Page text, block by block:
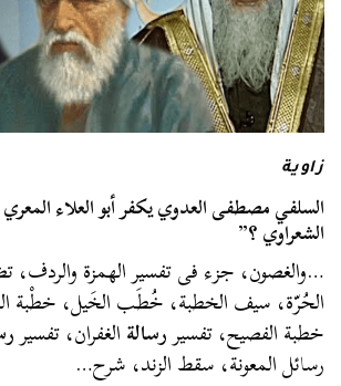
زاوية
السلفي مصطفى العدوي يكفر أبو العلاء
الشعراوي ؟”
…والغصون، جزء فى تفسير الهمزة والردف،
الحُرّة، سيف الخطبة، خُطَب الخَيل، خطْبة
خطبة الفصيح، تفسيررسالةالغفران، تفسير
رسائل المعونة، سقط الزند، شرح…